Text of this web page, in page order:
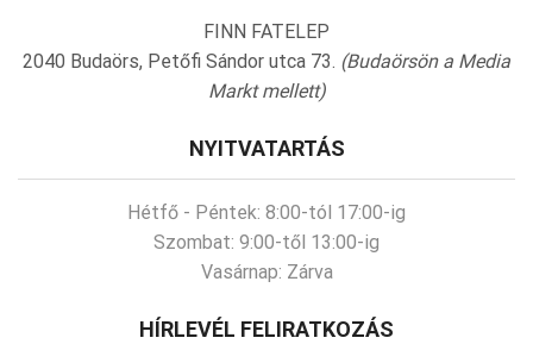
FINN FATELEP
2040 Budaörs, Petőfi Sándor utca 73. (Budaörsön a Media
Markt mellett)
NYITVATARTÁS
Hétfő - Péntek: 8:00-tól 17:00-ig
Szombat: 9:00-től 13:00-ig
Vasárnap: Zárva
HÍRLEVÉL FELIRATKOZÁS